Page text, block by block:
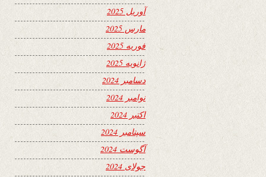
آوریل 2025
مارس 2025
فوریه 2025
ژانویه 2025
دسامبر 2024
نوامبر 2024
اکتبر 2024
سپتامبر 2024
آگوست 2024
جولای 2024